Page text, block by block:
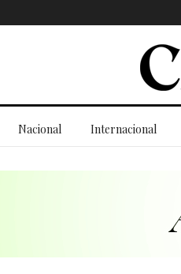
Nacional Internacional